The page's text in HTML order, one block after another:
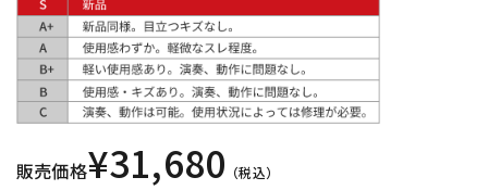
中古
販売価格¥31,680 （税込）